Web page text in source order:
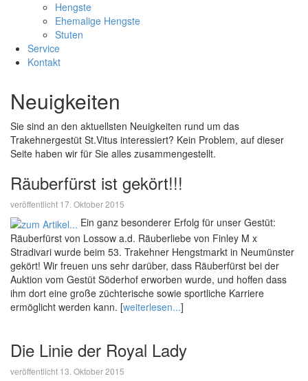
Hengste
Ehemalige Hengste
Stuten
Service
Kontakt
Neuigkeiten
Sie sind an den aktuellsten Neuigkeiten rund um das
Trakehnergestüt St.Vitus interessiert? Kein Problem, auf dieser
Seite haben wir für Sie alles zusammengestellt.
Räuberfürst ist gekört!!!
veröffentlicht 17. Oktober 2015
Ein ganz besonderer Erfolg für unser Gestüt:
Räuberfürst von Lossow a.d. Räuberliebe von Finley M x
Stradivari wurde beim 53. Trakehner Hengstmarkt in Neumünster
gekört! Wir freuen uns sehr darüber, dass Räuberfürst bei der
Auktion vom Gestüt Söderhof erworben wurde, und hoffen dass
ihm dort eine große züchterische sowie sportliche Karriere
ermöglicht werden kann. [weiterlesen...]
Die Linie der Royal Lady
veröffentlicht 13. Oktober 2015